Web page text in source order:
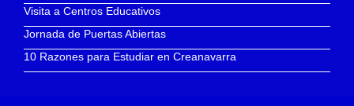
Visita a Centros Educativos
Jornada de Puertas Abiertas
10 Razones para Estudiar en Creanavarra